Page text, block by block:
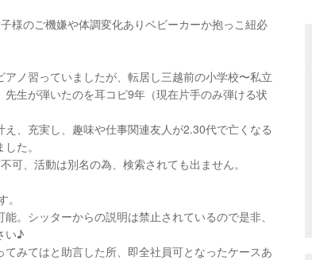
様のご機嫌や体調変化ありベビーカーか抱っこ紐必
ノ習っていましたが、転居し三越前の小学校〜私立
生が弾いたのを耳コピ9年（現在片手のみ弾ける状
、充実し、趣味や仕事関連友人が2.30代で亡くなる
た。
可、活動は別名の為、検索されても出ません。
。シッターからの説明は禁止されているので是非、
い♪
みてはと助言した所、即全社員可となったケースあ